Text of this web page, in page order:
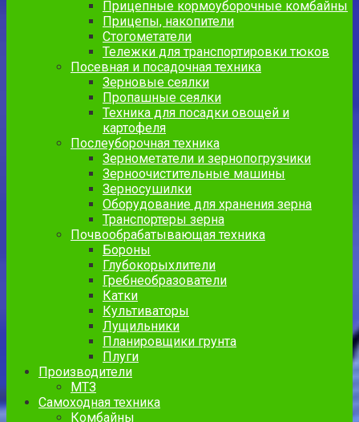
Прицепные кормоуборочные комбайны
Прицепы, накопители
Стогометатели
Тележки для транспортировки тюков
Посевная и посадочная техника
Зерновые сеялки
Пропашные сеялки
Техника для посадки овощей и
картофеля
Послеуборочная техника
Зернометатели и зернопогрузчики
Зерноочистительные машины
Зерносушилки
Оборудование для хранения зерна
Транспортеры зерна
Почвообрабатывающая техника
Бороны
Глубокорыхлители
Гребнеобразователи
Катки
Культиваторы
Лущильники
Планировщики грунта
Плуги
Производители
МТЗ
Самоходная техника
Комбайны